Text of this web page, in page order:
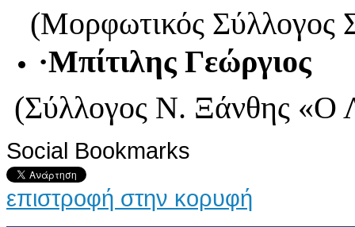
(Μορφωτικός Σύλλογος
·Μπίτιλης Γεώργιος
(Σύλλογος Ν. Ξάνθης
Social Bookmarks
επιστροφή στην κορυφή